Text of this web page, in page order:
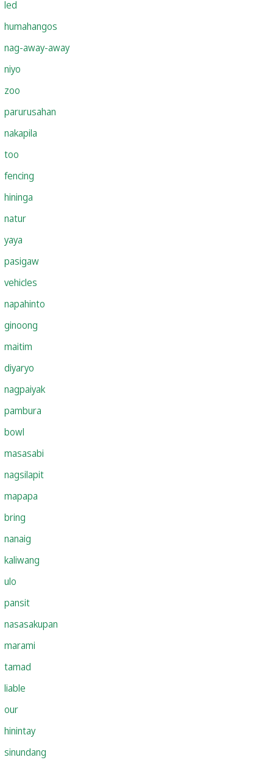
led
humahangos
nag-away-away
niyo
zoo
parurusahan
nakapila
too
fencing
hininga
natur
yaya
pasigaw
vehicles
napahinto
ginoong
maitim
diyaryo
nagpaiyak
pambura
bowl
masasabi
nagsilapit
mapapa
bring
nanaig
kaliwang
ulo
pansit
nasasakupan
marami
tamad
liable
our
hinintay
sinundang